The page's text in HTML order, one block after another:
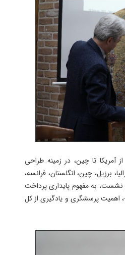
تا چین، در زمینه طراحی
برزیل، چین، انگلستان، فرانسه،
به مفهوم پایداری پرداخت
اهمیت پرسشگری و یادگیری از کل